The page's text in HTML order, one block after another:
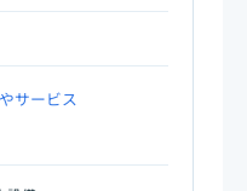
サービス